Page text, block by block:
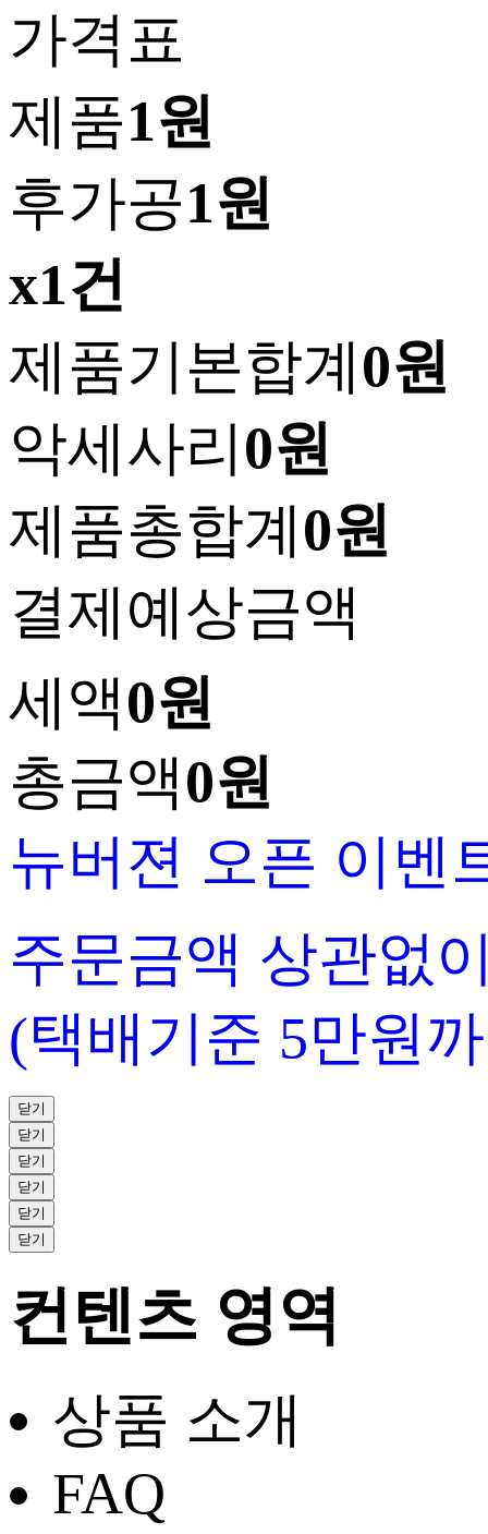
가격표
제품1원
후가공1원
x1건
제품기본합계0원
악세사리0원
제품총합계0원
결제예상금액
세액0원
총금액0원
뉴버젼 오픈 이벤
주문금액 상관없
(택배기준 5만원
닫기
닫기
닫기
닫기
닫기
닫기
컨텐츠 영역
상품 소개
FAQ